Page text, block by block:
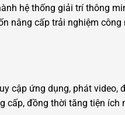
hệ thống giải trí thông
nâng cấp trải nghiệm công
cập ứng dụng, phát video,
cấp, đồng thời tăng tiện